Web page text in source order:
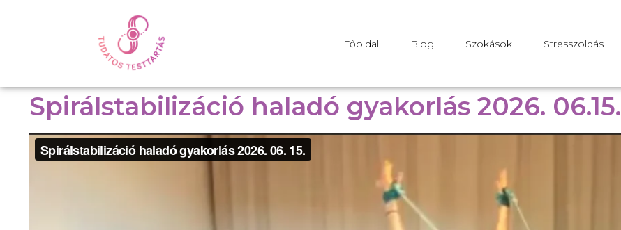
Főoldal Blog Szokások Stresszoldás
Spirálstabilizáció haladó gyakorlás 2026. 06.15.